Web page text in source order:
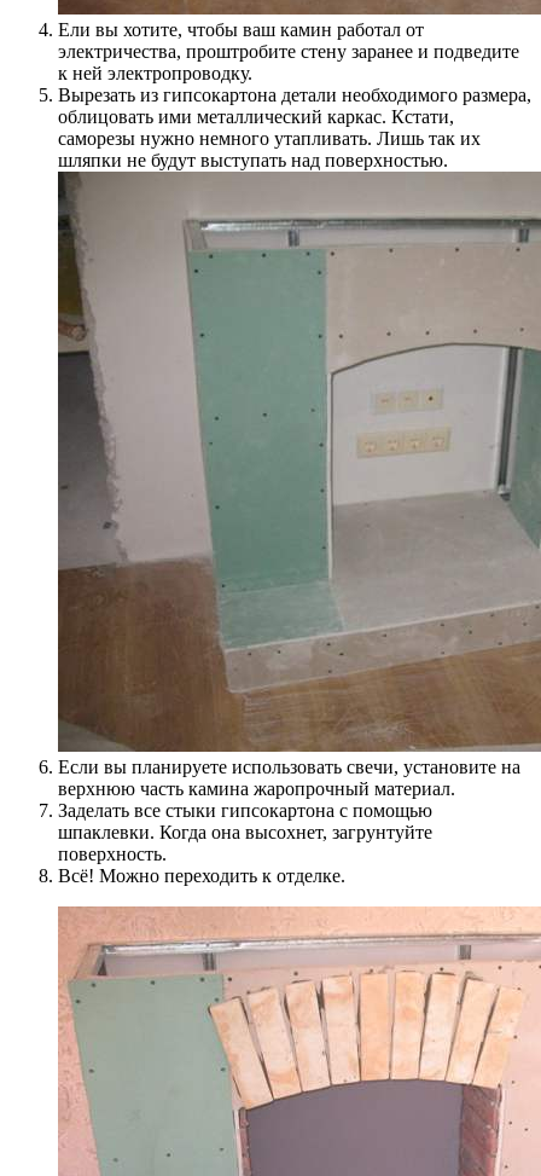
Ели вы хотите, чтобы ваш камин работал от
электричества, проштробите стену заранее и подведите
к ней электропроводку.
Вырезать из гипсокартона детали необходимого размера,
облицовать ими металлический каркас. Кстати,
саморезы нужно немного утапливать. Лишь так их
шляпки не будут выступать над поверхностью.
Если вы планируете использовать свечи, установите на
верхнюю часть камина жаропрочный материал.
Заделать все стыки гипсокартона с помощью
шпаклевки. Когда она высохнет, загрунтуйте
поверхность.
Всё! Можно переходить к отделке.